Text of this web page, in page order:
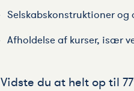
Selskabskonstruktioner og
Afholdelse af kurser, især
Vidste du at helt op til